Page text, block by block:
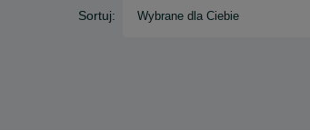
Sortuj: Wybrane dla Ciebie